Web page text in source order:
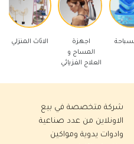
اجهزة
العلاج الفزيائي
الاثاث المنزلي ادوات
شركة متخصصة في بيع
الاونلاين من عدد صناعية
وادوات يدوية ومواكين